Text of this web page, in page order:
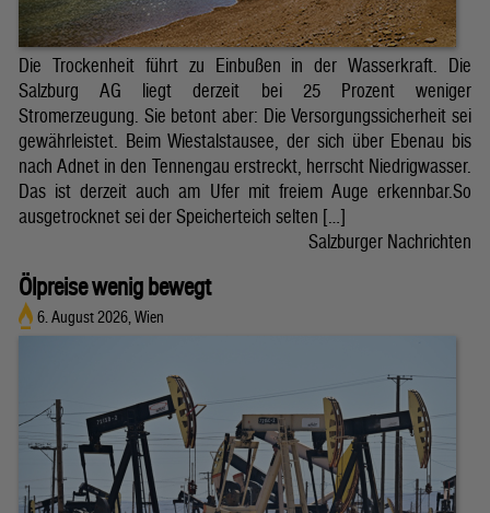
Die Trockenheit führt zu Einbußen in der Wasserkraft. Die
Salzburg AG liegt derzeit bei 25 Prozent weniger
Stromerzeugung. Sie betont aber: Die Versorgungssicherheit sei
gewährleistet. Beim Wiestalstausee, der sich über Ebenau bis
nach Adnet in den Tennengau erstreckt, herrscht Niedrigwasser.
Das ist derzeit auch am Ufer mit freiem Auge erkennbar.So
ausgetrocknet sei der Speicherteich selten […]
Salzburger Nachrichten
Ölpreise wenig bewegt
6. August 2026, Wien